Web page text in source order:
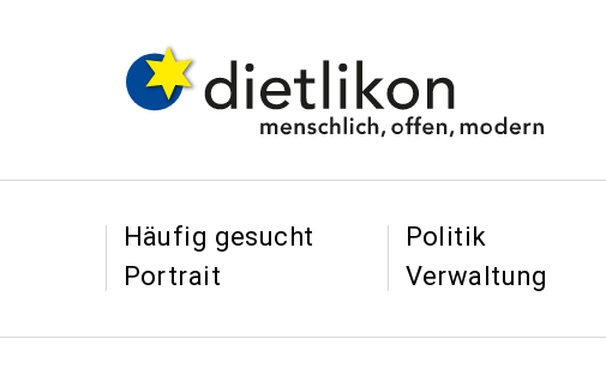
Navigieren in Dietlikon
Schnellnavigation
Häufig gesucht
Portrait
Politik
Verwaltung